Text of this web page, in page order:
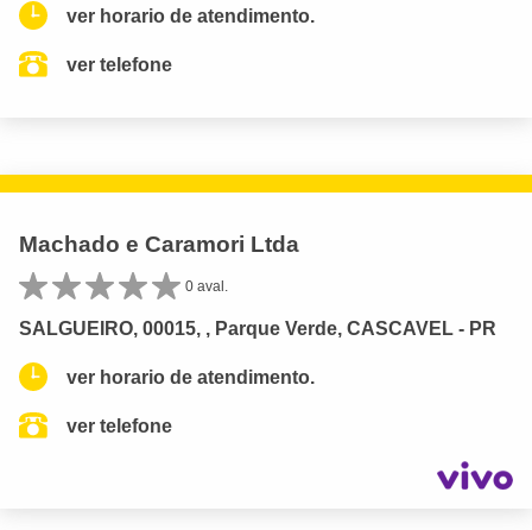
ver horario de atendimento.
ver telefone
Machado e Caramori Ltda
0 aval.
SALGUEIRO, 00015, , Parque Verde, CASCAVEL - PR
ver horario de atendimento.
ver telefone